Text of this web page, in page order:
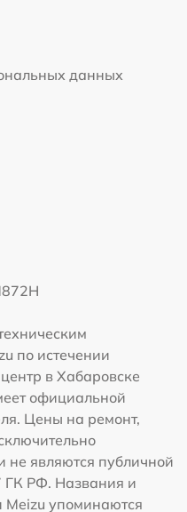
данных
по истечении
в Хабаровске
официальной
Цены на ремонт,
не являются публичной
ГК РФ. Названия и
Meizu упоминаются